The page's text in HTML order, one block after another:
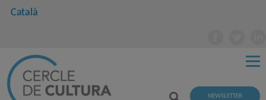
Català
NEWSLETTER